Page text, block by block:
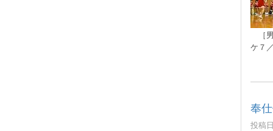
［
ケ ７
奉
投稿